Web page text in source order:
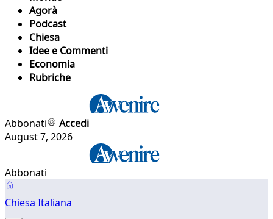
Agorà
Podcast
Chiesa
Idee e Commenti
Economia
Rubriche
Abbonati
Accedi
August 7, 2026
Abbonati
Chiesa Italiana